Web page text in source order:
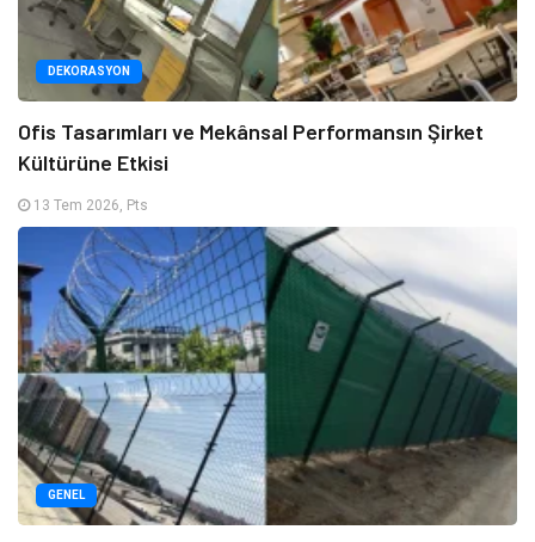
DEKORASYON
Ofis Tasarımları ve Mekânsal Performansın Şirket
Kültürüne Etkisi
13 Tem 2026, Pts
GENEL